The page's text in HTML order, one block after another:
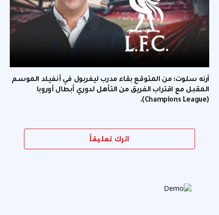
آرنه سلوت: من المتوقع بقاء مدرب ليفربول في أنفيلد الموسم
المقبل مع اقتراب الفريق من التأهل لدوري أبطال أوروبا
(Champions League).
اترك تعليقاً